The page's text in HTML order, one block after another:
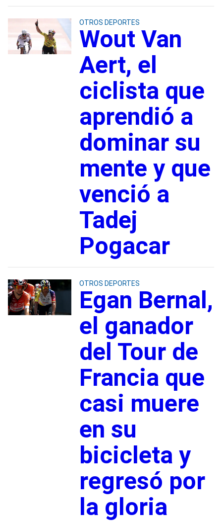
OTROS DEPORTES
Wout Van
Aert, el
ciclista que
aprendió a
dominar su
mente y que
venció a
Tadej
Pogacar
OTROS DEPORTES
Egan Bernal,
el ganador
del Tour de
Francia que
casi muere
en su
bicicleta y
regresó por
la gloria